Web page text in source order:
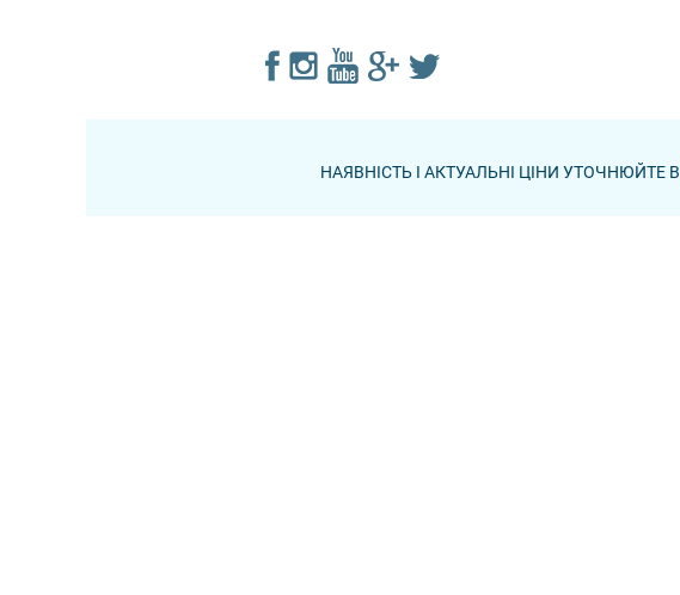
НАЯВНІСТЬ І АКТУАЛЬНІ ЦІНИ УТОЧНЮЙТЕ В